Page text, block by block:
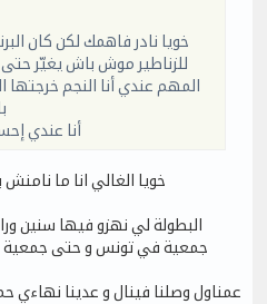
خويا نادر فاهمك لكن كان
للزناطير موش باش يغيّر
المهم عندي أنا النجم خرجتها
أنا عندي
خويا الغالي انا ما
البطولة لي نهزو فيها سنين
جمعية في تونس و حتى جمعية
عمناول وصلنا فينال و عدينا نهاءي